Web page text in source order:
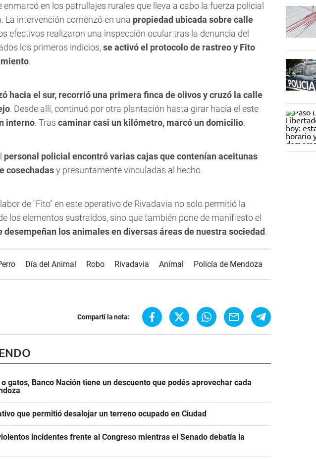
enmarcó en los patrullajes rurales que lleva a cabo la fuerza policial
La intervención comenzó en una propiedad ubicada sobre calle
efectivos realizaron una inspección ocular tras la denuncia del
los primeros indicios,se activó el protocolo de rastreo y Fito
.
hacia el sur, recorrió una primera finca de olivos y cruzó la calle
. Desde allí, continuó por otra plantación hasta girar hacia el este
interno. Tras caminar casi un kilómetro, marcó un domicilio.
personal policial encontró varias cajas que contenían aceitunas
cosechadasy presuntamente vinculadas al hecho.
de "Fito" en este operativo de Rivadavia no solo permitió la
los elementos sustraídos, sino que también pone de manifiesto el
desempeñan los animales en diversas áreas de nuestra sociedad.
Día del Animal Robo Rivadavia Animal Policía de Mendoza
Compartí la nota:
gatos, Banco Nación tiene un descuento que podés aprovechar cada
que permitió desalojar un terreno ocupado en Ciudad
incidentes frente al Congreso mientras el Senado debatía la